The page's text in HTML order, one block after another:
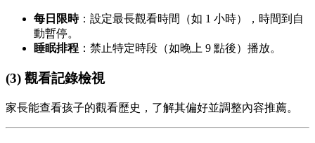
每日限時：設定最長觀看時間（如 1 小時），時間到自
動暫停。
睡眠排程 ：禁止特定時段（如晚上 9 點後）播放。
(3) 觀看記錄檢視
家長能查看孩子的觀看歷史，了解其偏好並調整內容推薦。